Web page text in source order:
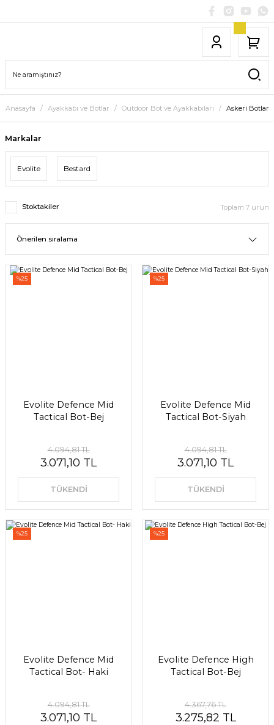
Anasayfa Ayakkabı ve Botlar Outdoor Bot ve Ayakkabıları Askeri Botlar
Markalar
Evolite Bestard
Stoktakiler Toplam 7 ürün
%25
Evolite Defence Mid
Tactical Bot-Bej
4.094,81 TL
3.071,10 TL
TÜKENDİ
%25
Evolite Defence Mid
Tactical Bot-Siyah
4.094,81 TL
3.071,10 TL
TÜKENDİ
%25
Evolite Defence Mid
Tactical Bot- Haki
4.094,81 TL
3.071,10 TL
%25
Evolite Defence High
Tactical Bot-Bej
4.367,76 TL
3.275,82 TL